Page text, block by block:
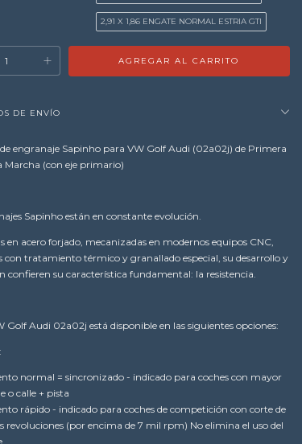
2,91 X 1,86 ENGATE NORMAL ESTRIA GTI
DE ENVÍO
engranaje Sapinho para VW Golf Audi (02a02j) de Primera
Marcha (con eje primario)
Sapinho están en constante evolución.
en acero forjado, mecanizadas en modernos equipos CNC,
con tratamiento térmico y granallado especial, su desarrollo y
confieren su característica fundamental: la resistencia.
Golf Audi 02a02j está disponible en las siguientes opciones:
normal = sincronizado - indicado para coches con mayor
o calle + pista
rápido - indicado para coches de competición con corte de
revoluciones (por encima de 7 mil rpm) No elimina el uso del